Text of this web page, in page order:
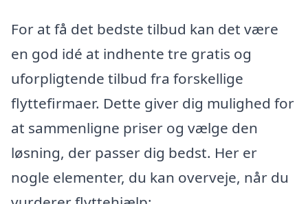
For at få det bedste tilbud kan det være
en god idé at indhente tre gratis og
uforpligtende tilbud fra forskellige
flyttefirmaer. Dette giver dig mulighed for
at sammenligne priser og vælge den
løsning, der passer dig bedst. Her er
nogle elementer, du kan overveje, når du